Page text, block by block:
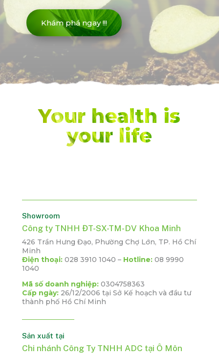
Khám phá ngay !!!
Your health is
your life
Showroom
Công ty TNHH ĐT-SX-TM-DV Khoa Minh
426 Trần Hưng Đạo, Phường Chợ Lớn, TP. Hồ Chí
Minh
Điện thoại:028 3910 1040 – Hotline:08 9990
1040
Mã số doanh nghiệp: 0304758363
Cấp ngày: 26/12/2006 tại Sở Kế hoạch và đầu tư
thành phố Hồ Chí Minh
Sản xuất tại
Chi nhánh Công Ty TNHH ADC tại Ô Môn